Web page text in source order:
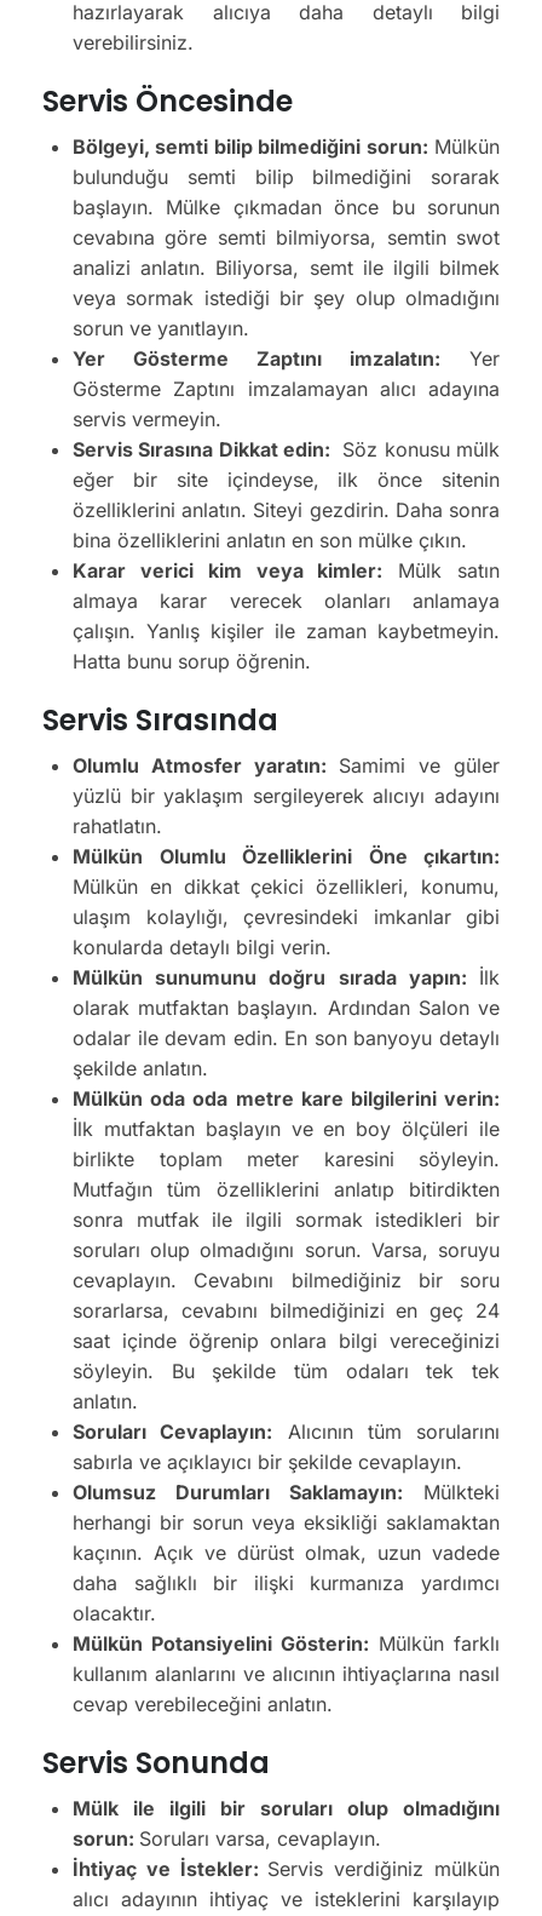
hazırlayarak alıcıya daha detaylı bilgi
verebilirsiniz.
Servis Öncesinde
Bölgeyi, semti bilip bilmediğini sorun: Mülkün
bulunduğu semti bilip bilmediğini sorarak
başlayın. Mülke çıkmadan önce bu sorunun
cevabına göre semti bilmiyorsa, semtin swot
analizi anlatın. Biliyorsa, semt ile ilgili bilmek
veya sormak istediği bir şey olup olmadığını
sorun ve yanıtlayın.
Yer Gösterme Zaptını imzalatın: Yer
Gösterme Zaptını imzalamayan alıcı adayına
servis vermeyin.
Servis Sırasına Dikkat edin: Söz konusu mülk
eğer bir site içindeyse, ilk önce sitenin
özelliklerini anlatın. Siteyi gezdirin. Daha sonra
bina özelliklerini anlatın en son mülke çıkın.
Karar verici kim veya kimler: Mülk satın
almaya karar verecek olanları anlamaya
çalışın. Yanlış kişiler ile zaman kaybetmeyin.
Hatta bunu sorup öğrenin.
Servis Sırasında
Olumlu Atmosfer yaratın: Samimi ve güler
yüzlü bir yaklaşım sergileyerek alıcıyı adayını
rahatlatın.
Mülkün Olumlu Özelliklerini Öne çıkartın:
Mülkün en dikkat çekici özellikleri, konumu,
ulaşım kolaylığı, çevresindeki imkanlar gibi
konularda detaylı bilgi verin.
Mülkün sunumunu doğru sırada yapın: İlk
olarak mutfaktan başlayın. Ardından Salon ve
odalar ile devam edin. En son banyoyu detaylı
şekilde anlatın.
Mülkün oda oda metre kare bilgilerini verin:
İlk mutfaktan başlayın ve en boy ölçüleri ile
birlikte toplam meter karesini söyleyin.
Mutfağın tüm özelliklerini anlatıp bitirdikten
sonra mutfak ile ilgili sormak istedikleri bir
soruları olup olmadığını sorun. Varsa, soruyu
cevaplayın. Cevabını bilmediğiniz bir soru
sorarlarsa, cevabını bilmediğinizi en geç 24
saat içinde öğrenip onlara bilgi vereceğinizi
söyleyin. Bu şekilde tüm odaları tek tek
anlatın.
Soruları Cevaplayın: Alıcının tüm sorularını
sabırla ve açıklayıcı bir şekilde cevaplayın.
Olumsuz Durumları Saklamayın: Mülkteki
herhangi bir sorun veya eksikliği saklamaktan
kaçının. Açık ve dürüst olmak, uzun vadede
daha sağlıklı bir ilişki kurmanıza yardımcı
olacaktır.
Mülkün Potansiyelini Gösterin: Mülkün farklı
kullanım alanlarını ve alıcının ihtiyaçlarına nasıl
cevap verebileceğini anlatın.
Servis Sonunda
Mülk ile ilgili bir soruları olup olmadığını
sorun: Soruları varsa, cevaplayın.
İhtiyaç ve İstekler: Servis verdiğiniz mülkün
alıcı adayının ihtiyaç ve isteklerini karşılayıp